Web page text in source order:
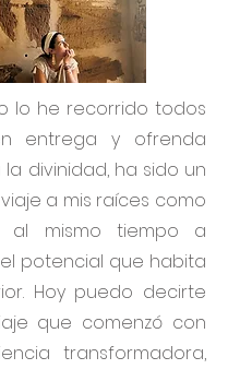
lo he recorrido todos
entrega y ofrenda
divinidad, ha sido un
a mis raíces como
al mismo tiempo a
potencial que habita
Hoy puedo decirte
que comenzó con
transformadora,